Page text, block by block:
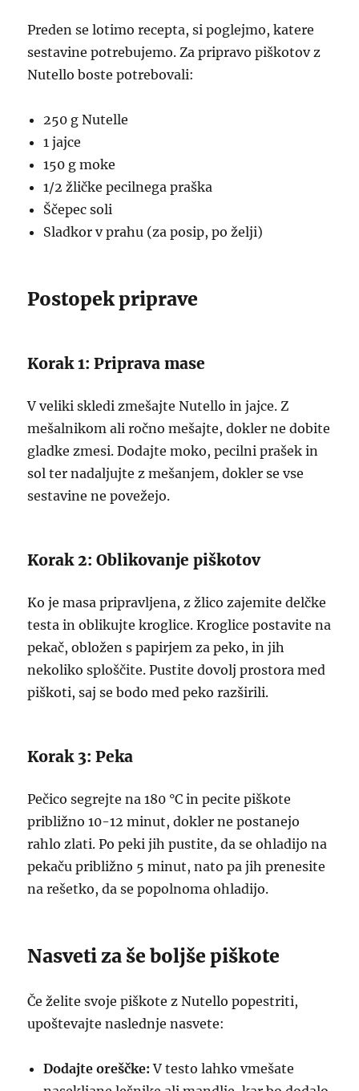
Preden se lotimo recepta, si poglejmo, katere
sestavine potrebujemo. Za pripravo piškotov z
Nutello boste potrebovali:
250 g Nutelle
1 jajce
150 g moke
1/2 žličke pecilnega praška
Ščepec soli
Sladkor v prahu (za posip, po želji)
Postopek priprave
Korak 1: Priprava mase
V veliki skledi zmešajte Nutello in jajce. Z
mešalnikom ali ročno mešajte, dokler ne dobite
gladke zmesi. Dodajte moko, pecilni prašek in
sol ter nadaljujte z mešanjem, dokler se vse
sestavine ne povežejo.
Korak 2: Oblikovanje piškotov
Ko je masa pripravljena, z žlico zajemite delčke
testa in oblikujte kroglice. Kroglice postavite na
pekač, obložen s papirjem za peko, in jih
nekoliko sploščite. Pustite dovolj prostora med
piškoti, saj se bodo med peko razširili.
Korak 3: Peka
Pečico segrejte na 180 °C in pecite piškote
približno 10-12 minut, dokler ne postanejo
rahlo zlati. Po peki jih pustite, da se ohladijo na
pekaču približno 5 minut, nato pa jih prenesite
na rešetko, da se popolnoma ohladijo.
Nasveti za še boljše piškote
Če želite svoje piškote z Nutello popestriti,
upoštevajte naslednje nasvete:
Dodajte oreščke: V testo lahko vmešate